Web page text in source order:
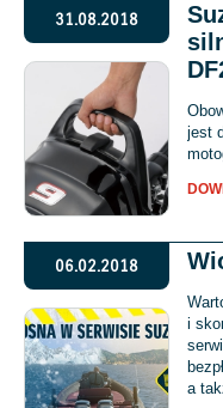
31.08.2018
jest
06.02.2018
i
a